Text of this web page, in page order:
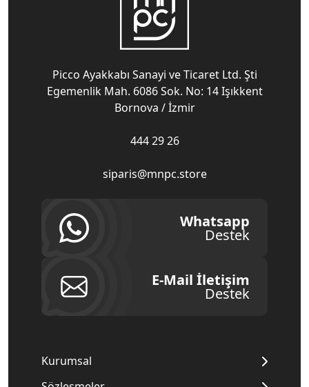
Picco Ayakkabı Sanayi ve Ticaret Ltd. Şti
Egemenlik Mah. 6086 Sok. No: 14 Işıkkent
Bornova / İzmir
444 29 26
siparis@mnpc.store
Whatsapp
Destek
E-Mail İletişim
Destek
Kurumsal